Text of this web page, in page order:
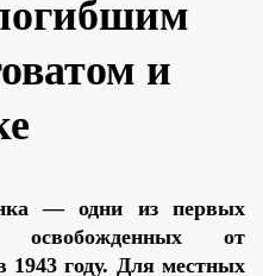
и
— одни из первых
освобожденных от
1943 году. Для местных